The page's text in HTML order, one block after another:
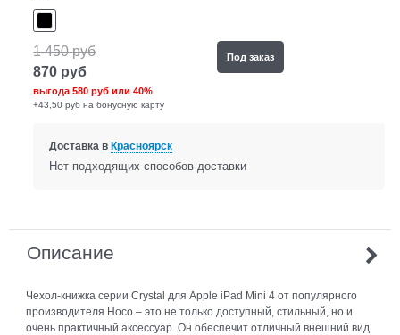
1 450 руб
870 руб
выгода580 руб или40%
+43,50 руб на бонусную карту
Под заказ
Доставка в Красноярск
Нет подходящих способов доставки
Описание
Чехол-книжка серии Crystal для Apple iPad Mini 4 от популярного
производителя Hoco – это не только доступный, стильный, но и
очень практичный аксессуар. Он обеспечит отличный внешний вид